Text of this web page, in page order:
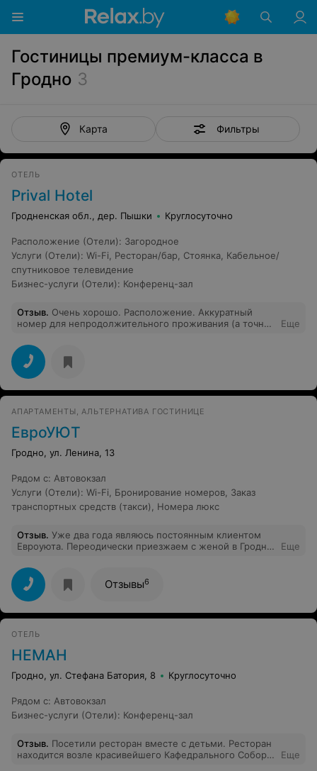
Гостиницы премиум-класса в
Гродно 3
Карта Фильтры
ОТЕЛЬ
Prival Hotel
Гродненская обл., дер. Пышки Круглосуточно
Расположение (Отели): Загородное
Услуги (Отели): Wi-Fi Ресторан/бар Стоянка Кабельное/
спутниковое телевидение
Бизнес-услуги (Отели): Конференц-зал
Отзыв. Очень хорошо. Расположение. Аккуратный
номер для непродолжительного проживания (а точнее
(особенно для детей).
Еще
АПАРТАМЕНТЫ, АЛЬТЕРНАТИВА ГОСТИНИЦЕ
ЕвроУЮТ
Гродно, ул. Ленина, 13
Рядом с: Автовокзал
Услуги (Отели): Wi-Fi Бронирование номеров Заказ
транспортных средств (такси)
Номера люкс
Отзыв. Уже два года являюсь постоянным клиентом
Евроуюта. Переодически приезжаем с женой в Гродно,
суеты. Побывали практически во всех апартаментах
этой компании. Всегда превосходно чисто, красиво,
уютно. Все апартаменты располагают к отдыху.
Обстановка, уют, идеальная чистота. Я человек сверх
педантичный, но Вы превосходила все требования!!!))
нескончаемого потока клиентов!!! С глубоким
уважением, Ваш постоянный клиент.
Еще
Отзывы6
ОТЕЛЬ
НЕМАН
Гродно, ул. Стефана Батория, 8 Круглосуточно
Рядом с: Автовокзал
Бизнес-услуги (Отели): Конференц-зал
Отзыв. Посетили ресторан вместе с детьми. Ресторан
находится возле красивейшего Кафедрального Собора.
Еще